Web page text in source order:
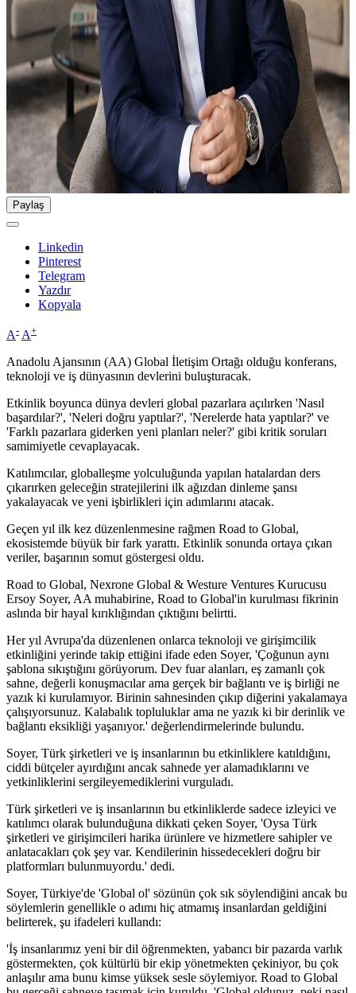
Paylaş
Linkedin
Pinterest
Telegram
Yazdır
Kopyala
A- A+
Anadolu Ajansının (AA) Global İletişim Ortağı olduğu konferans,
teknoloji ve iş dünyasının devlerini buluşturacak.
Etkinlik boyunca dünya devleri global pazarlara açılırken 'Nasıl
başardılar?', 'Neleri doğru yaptılar?', 'Nerelerde hata yaptılar?' ve
'Farklı pazarlara giderken yeni planları neler?' gibi kritik soruları
samimiyetle cevaplayacak.
Katılımcılar, globalleşme yolculuğunda yapılan hatalardan ders
çıkarırken geleceğin stratejilerini ilk ağızdan dinleme şansı
yakalayacak ve yeni işbirlikleri için adımlarını atacak.
Geçen yıl ilk kez düzenlenmesine rağmen Road to Global,
ekosistemde büyük bir fark yarattı. Etkinlik sonunda ortaya çıkan
veriler, başarının somut göstergesi oldu.
Road to Global, Nexrone Global & Westure Ventures Kurucusu
Ersoy Soyer, AA muhabirine, Road to Global'in kurulması fikrinin
aslında bir hayal kırıklığından çıktığını belirtti.
Her yıl Avrupa'da düzenlenen onlarca teknoloji ve girişimcilik
etkinliğini yerinde takip ettiğini ifade eden Soyer, 'Çoğunun aynı
şablona sıkıştığını görüyorum. Dev fuar alanları, eş zamanlı çok
sahne, değerli konuşmacılar ama gerçek bir bağlantı ve iş birliği ne
yazık ki kurulamıyor. Birinin sahnesinden çıkıp diğerini yakalamaya
çalışıyorsunuz. Kalabalık topluluklar ama ne yazık ki bir derinlik ve
bağlantı eksikliği yaşanıyor.' değerlendirmelerinde bulundu.
Soyer, Türk şirketleri ve iş insanlarının bu etkinliklere katıldığını,
ciddi bütçeler ayırdığını ancak sahnede yer alamadıklarını ve
yetkinliklerini sergileyemediklerini vurguladı.
Türk şirketleri ve iş insanlarının bu etkinliklerde sadece izleyici ve
katılımcı olarak bulunduğuna dikkati çeken Soyer, 'Oysa Türk
şirketleri ve girişimcileri harika ürünlere ve hizmetlere sahipler ve
anlatacakları çok şey var. Kendilerinin hissedecekleri doğru bir
platformları bulunmuyordu.' dedi.
Soyer, Türkiye'de 'Global ol' sözünün çok sık söylendiğini ancak bu
söylemlerin genellikle o adımı hiç atmamış insanlardan geldiğini
belirterek, şu ifadeleri kullandı:
'İş insanlarımız yeni bir dil öğrenmekten, yabancı bir pazarda varlık
göstermekten, çok kültürlü bir ekip yönetmekten çekiniyor, bu çok
anlaşılır ama bunu kimse yüksek sesle söylemiyor. Road to Global